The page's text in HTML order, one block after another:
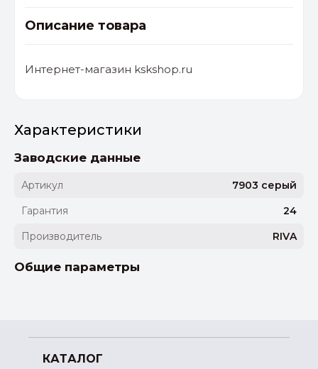
Описание товара
Интернет-магазин kskshop.ru
Характеристики
Заводские данные
Артикул
7903 серый
Гарантия
24
Производитель
RIVA
Общие параметры
КАТАЛОГ